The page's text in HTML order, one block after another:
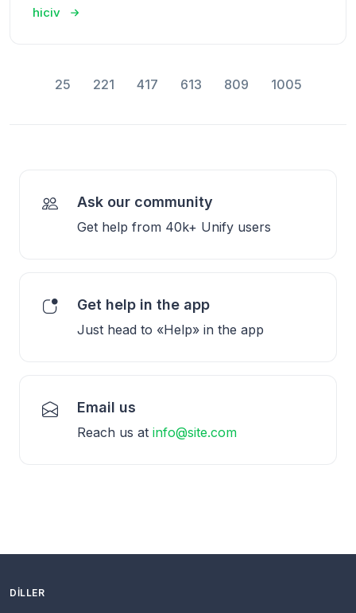
hiciv
25 221 417 613 809 1005
Ask our community
Get help from 40k+ Unify users
Get help in the app
Just head to «Help» in the app
Email us
Reach us at info@site.com
DILLER